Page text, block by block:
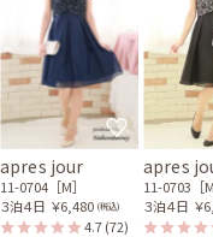
apres jour
11-0704［M］
３泊４日 ￥6,480 (税込)
4.7(72)
apres
11-0703［M
３泊４日 ￥